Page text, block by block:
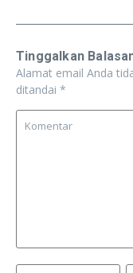
Tinggalkan
Alamat email Anda
ditandai *